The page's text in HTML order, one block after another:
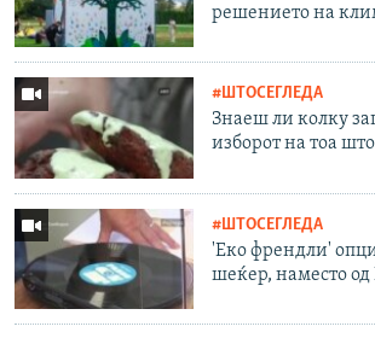
решението на
#ШТОСЕГЛЕДА
Знаеш ли колку
изборот на тоа
#ШТОСЕГЛЕДА
'Еко френдли'
шеќер, наместо